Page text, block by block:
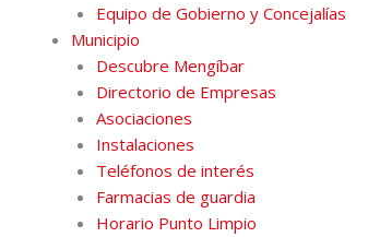
Equipo de Gobierno y Concejalías
Municipio
Descubre Mengíbar
Directorio de Empresas
Asociaciones
Instalaciones
Teléfonos de interés
Farmacias de guardia
Horario Punto Limpio